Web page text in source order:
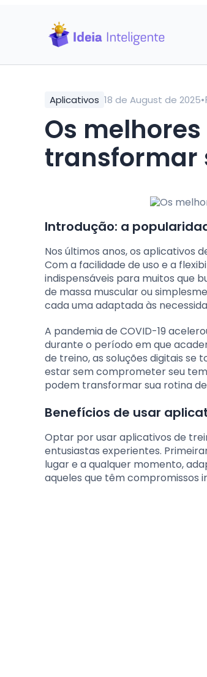
Aplicativos 18 de August de 2025•
Os
transformar
Introdução: a
Nos últimos anos, os aplicativos
Com a facilidade de uso e a
indispensáveis para muitos que
de massa muscular ou
cada uma adaptada às
A pandemia de COVID-19
durante o período em que
de treino, as soluções digitais se
estar sem comprometer seu
podem transformar sua rotina
Benefícios de usar
Optar por usar aplicativos de
entusiastas experientes.
lugar e a qualquer momento,
aqueles que têm compromissos